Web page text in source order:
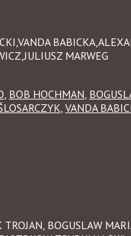
MARWEG
BOB HOCHMAN
VANDA
BOGUSLAW